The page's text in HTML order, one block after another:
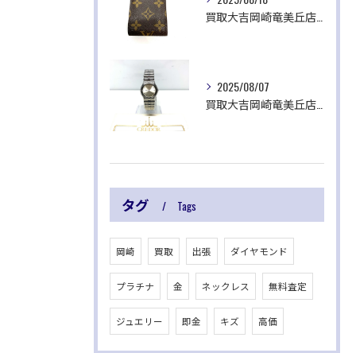
2025/08/07
タグ Tags
岡崎 買取 出張 ダイヤモンド
プラチナ 金 ネックレス 無料査定
ジュエリー 即金 キズ 高価